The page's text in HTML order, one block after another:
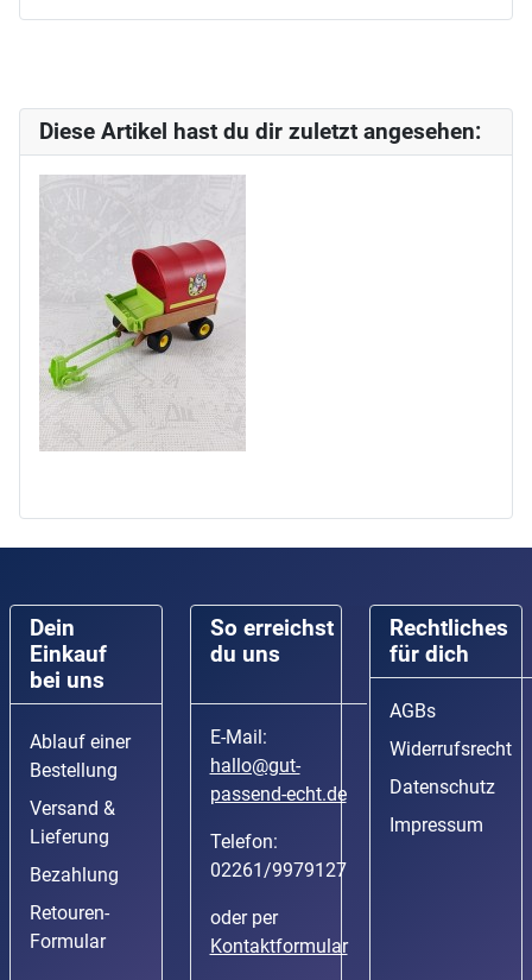
Diese Artikel hast du dir zuletzt angesehen:
Dein
Einkauf
bei uns
Ablauf einer
Bestellung
Versand &
Lieferung
Bezahlung
Retouren-
Formular
So erreichst
du uns
E-Mail:
hallo@gut-
passend-echt.de
Telefon:
02261/9979127
oder per
Kontaktformular
Rechtliches
für dich
AGBs
Widerrufsrecht
Datenschutz
Impressum